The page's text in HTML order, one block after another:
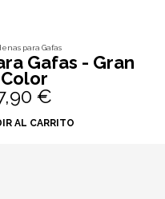
para Gafas
Gafas - Gran
Color
€
AL CARRITO